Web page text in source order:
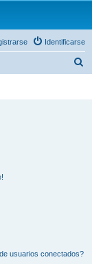
Identificarse
usuarios conectados?